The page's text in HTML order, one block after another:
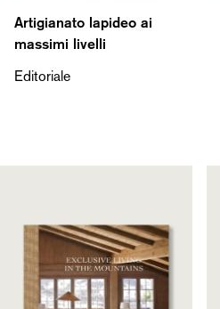
Artigianato lapideo ai
massimi livelli
Editoriale